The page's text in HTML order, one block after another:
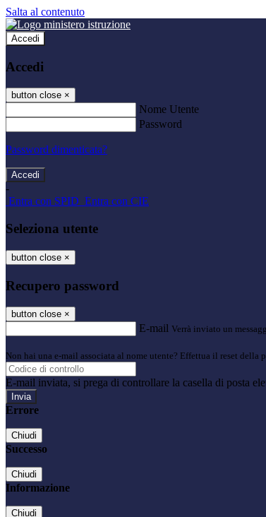
Salta al contenuto
Accedi
Accedi
button close ×
Nome Utente
Password
Password dimenticata?
-
Entra con SPID Entra con CIE
Seleziona utente
button close ×
Recupero password
button close ×
E-mail Verrà inviato un
Non hai una e-mail associata al nome utente? Effettua il reset della
E-mail inviata, si prega di controllare la casella di posta
Errore
Chiudi
Successo
Chiudi
Informazione
Chiudi